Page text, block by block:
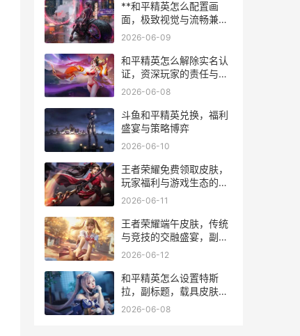
**和平精英怎么配置画
面，极致视觉与流畅兼得
的秘诀，副标题，资深玩
2026-06-09
和平精英怎么解除实名认
证，资深玩家的责任与合
规之路，副标题，保护账
2026-06-08
斗鱼和平精英兑换，福利
盛宴与策略博弈
2026-06-10
王者荣耀免费领取皮肤，
玩家福利与游戏生态的双
赢之道
2026-06-11
王者荣耀端午皮肤，传统
与竞技的交融盛宴，副标
题，粽香里的峡谷战场
2026-06-12
和平精英怎么设置特斯
拉，副标题，载具皮肤运
用与实战策略解析
2026-06-08